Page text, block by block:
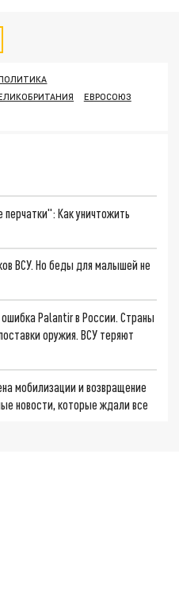
ЕВРОСОЮЗ
Как уничтожить
ВСУ. Но беды для малышей не
Palantir в России. Страны
оружия. ВСУ теряют
мобилизации и возвращение
новости, которые ждали все